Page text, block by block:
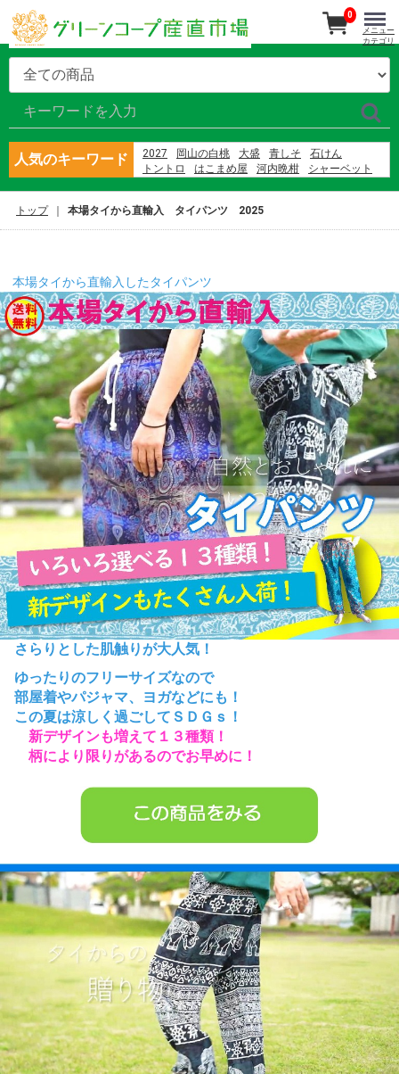
人気のキーワード 2027 岡山の白桃 大盛 青しそ
石けん
トントロ
はこまめ屋 河内晩柑
シャーベット
村上園 新茶
0
メニュー
カテゴリ
トップ 本場タイから直輸入 タイパンツ 2025
本場タイから直輸入したタイパンツ
さらりとした肌触りが大人気！
ゆったりのフリーサイズなので
部屋着やパジャマ、ヨガなどにも！
この夏は涼しく過ごしてＳＤＧｓ！
新デザインも増えて１３種類！
柄により限りがあるのでお早めに！